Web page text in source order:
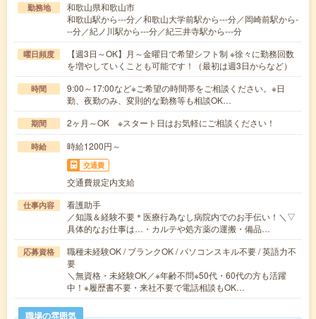
勤務地
和歌山県和歌山市
和歌山駅から---分／和歌山大学前駅から---分／岡崎前駅から-
--分／紀ノ川駅から---分／紀三井寺駅から---分
曜日頻度
【週3日～OK】月～金曜日で希望シフト制 ※徐々に勤務回数
を増やしていくことも可能です！（最初は週3日からなど）
時間
9:00～17:00など※ご希望の時間帯をご相談ください。※日
勤、夜勤のみ、変則的な勤務等も相談OK…
期間 2ヶ月～OK ※スタート日はお気軽にご相談ください！
時給 時給1200円～
交通費
交通費規定内支給
仕事内容
看護助手
／知識＆経験不要＊医療行為なし病院内でのお手伝い！＼▽
具体的なお仕事は…・カルテや処方薬の運搬・備品…
応募資格
職種未経験OK / ブランクOK / パソコンスキル不要 / 英語力不
要
＼無資格・未経験OK／※年齢不問※50代・60代の方も活躍
中！※履歴書不要・来社不要で電話相談もOK…
職場の雰囲気